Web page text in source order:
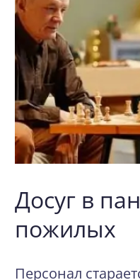
Досуг в
пожилых
Персонал